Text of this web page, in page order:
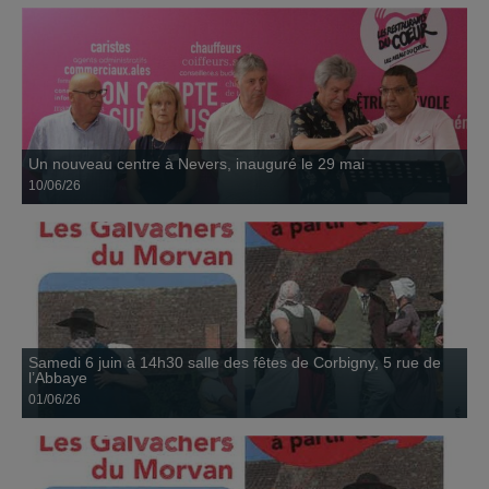
La collecte départementale se déroulera dans la Nièvre les 2, 3 et 4
octobre prochains Viens-nous aider à collecter -...
Un nouveau centre à Nevers, inauguré le 29 mai
10/06/26
Samedi 6 juin à 14h30 salle des fêtes de Corbigny, 5 rue de
l’Abbaye
01/06/26
01 juin
Samedi 6 juin à 14h30 salle des fêtes de Corbigny, 5
rue de l’Abbaye
01 avril
Retiens la date !